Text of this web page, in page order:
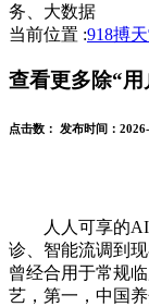
务、大数据
当前位置 :918搏
查看更多除“
点击数： 发布时间：
人人可享的AI
诊、智能流调到
曾经合用于常规
艺，第一，中国